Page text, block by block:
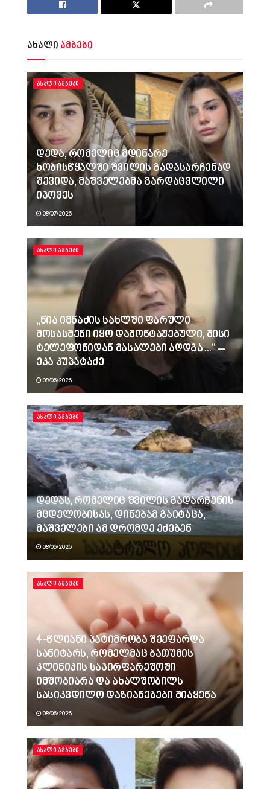
ახალი ამბები
ᲐᲮᲐᲚᲘ ᲐᲛᲑᲔᲑᲘ
დედა, რომელიც მდინარე
ხობისწყალში შვილის გადასარჩენად
შევიდა, მაშველებმა გარდაცვლილი
იპოვეს
08/07/2026
ᲐᲮᲐᲚᲘ ᲐᲛᲑᲔᲑᲘ
„ნია იმნაძის სახლში ფარული
მოსასმენი იყო დამონტაჟებული, მისი
ტელეფონიდან მასალები აღდგა…“ –
ეკა კუპატაძე
08/06/2026
ᲐᲮᲐᲚᲘ ᲐᲛᲑᲔᲑᲘ
დედას, რომელიც შვილის გადარჩენის
მცდელობისას, დინებამ გაიტაცა,
მაშველები ამ დრომდე ეძებენ
08/06/2026
ᲐᲮᲐᲚᲘ ᲐᲛᲑᲔᲑᲘ
4-წლიანი პატიმრობა შეეფარდა
სანიტარს, რომელმაც ბათუმის
კლინიკის საპირფარეშოში
იმშობიარა და ახალშობილს
სასიკვდილო დაზიანებები მიაყენა
08/06/2026
ᲐᲮᲐᲚᲘ ᲐᲛᲑᲔᲑᲘ